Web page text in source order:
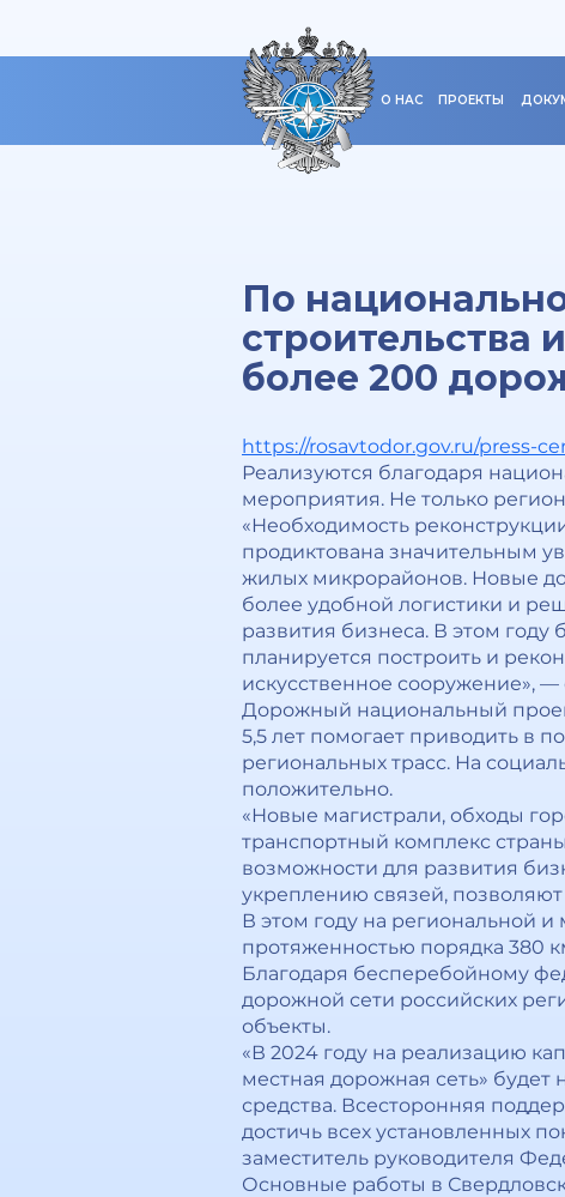
О НАС ПРОЕКТЫ
По
строительства
более 200
https://rosavtodor.gov.ru/press-
Реализуются благодаря
мероприятия. Не только
«Необходимость
продиктована значительным
жилых микрорайонов. Новые
более удобной логистики и
развития бизнеса. В этом году
планируется построить и
искусственное сооружение»,
Дорожный национальный
5,5 лет помогает приводить в
региональных трасс. На
положительно.
«Новые магистрали, обходы
транспортный комплекс
возможности для развития
укреплению связей,
В этом году на региональной
протяженностью порядка 380
Благодаря бесперебойному
дорожной сети российских
объекты.
«В 2024 году на реализацию
местная дорожная сеть»
средства. Всесторонняя
достичь всех установленных
заместитель руководителя
Основные работы в